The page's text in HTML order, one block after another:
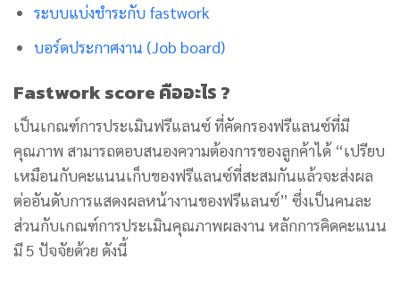
ระบบแบ่งชำระกับ fastwork
บอร์ดประกาศงาน (Job board)
Fastwork score คืออะไร ?
เป็นเกณฑ์การประเมินฟรีแลนซ์ ที่คัดกรองฟรีแลนซ์ที่มี
คุณภาพ สามารถตอบสนองความต้องการของลูกค้าได้ “เปรียบ
เหมือนกับคะแนนเก็บของฟรีแลนซ์ที่สะสมกันแล้วจะส่งผล
ต่ออันดับการแสดงผลหน้างานของฟรีแลนซ์” ซึ่งเป็นคนละ
ส่วนกับเกณฑ์การประเมินคุณภาพผลงาน หลักการคิดคะแนน
มี 5 ปัจจัยด้วย ดังนี้